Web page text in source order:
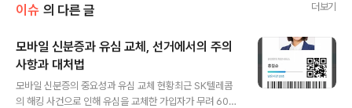
이슈 의 다른 글 더보기
모바일 신분증과 유심 교체, 선거에서의 주의
사항과 대처법
모바일 신분증의 중요성과 유심 교체 현황최근 SK텔레콤
의 해킹 사건으로 인해 유심을 교체한 가입자가 무려 600